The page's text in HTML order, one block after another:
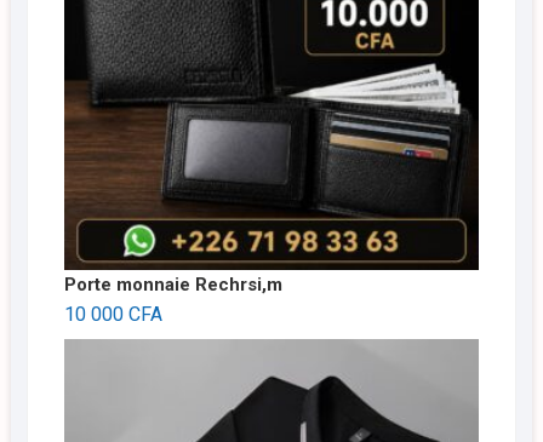
Porte monnaie Rechrsi,m
10 000 CFA